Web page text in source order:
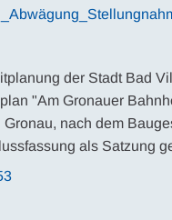
der Stadt Bad
"Am Gronauer
Gronau, nach dem
als Satzung